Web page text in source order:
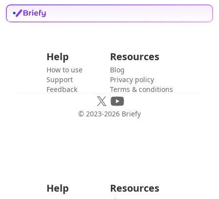
Help
How to use
Support
Feedback
Resources
Blog
Privacy policy
Terms & conditions
© 2023-2026 Briefy
Help Resources